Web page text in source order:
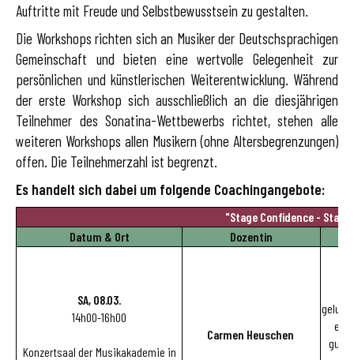
Auftritte mit Freude und Selbstbewusstsein zu gestalten.
Die Workshops richten sich an Musiker der Deutschsprachigen
Gemeinschaft und bieten eine wertvolle Gelegenheit zur
persönlichen und künstlerischen Weiterentwicklung. Während
der erste Workshop sich ausschließlich an die diesjährigen
Teilnehmer des Sonatina-Wettbewerbs richtet, stehen alle
weiteren Workshops allen Musikern (ohne Altersbegrenzungen)
offen. Die Teilnehmerzahl ist begrenzt.
Es handelt sich dabei um folgende Coachingangebote:
"Stage Confidence -
Datum & Ort
Dozentin
SA, 08.03.
14h00-16h00
Konzertsaal der Musikakademie in
Carmen Heuschen
es